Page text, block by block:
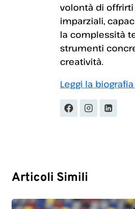
volontà di
imparziali,
la complessità
strumenti
creatività.
Leggi la
Articoli Simili